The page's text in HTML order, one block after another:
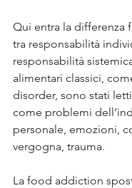
Qui entra la differenza
tra responsabilità
responsabilità
alimentari classici,
disorder, sono stati
come problemi
personale, emozioni,
vergogna, trauma.
La food addiction